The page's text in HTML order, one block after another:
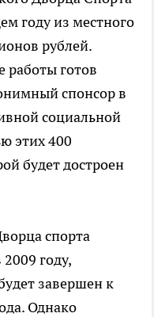
году из местного
рублей.
работы готов
спонсор в
социальной
этих 400
будет достроен
спорта
году,
завершен к
Однако